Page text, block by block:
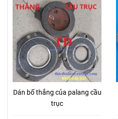
Dán bố thắng của palang cầu
trục